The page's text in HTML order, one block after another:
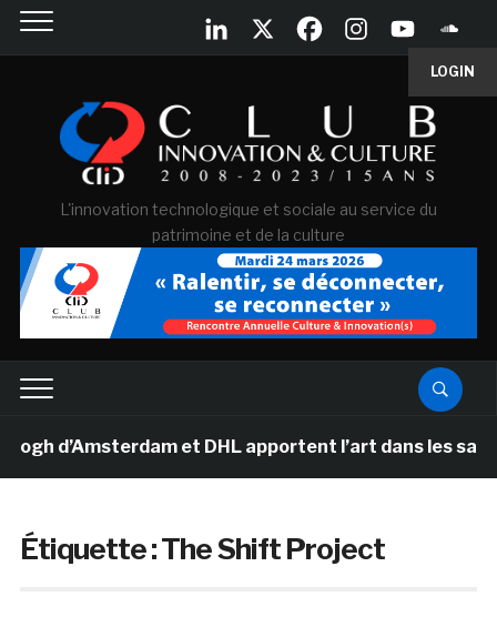
LOGIN
L'innovation technologique et sociale au service du
patrimoine et de la culture
d’Amsterdam et DHL apportent l’art dans les salles
Étiquette :The Shift Project